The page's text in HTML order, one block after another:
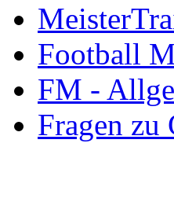
Football
FM -
Fragen zu